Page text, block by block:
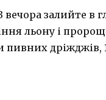
залийте в
льону і
пивних дріжджів,